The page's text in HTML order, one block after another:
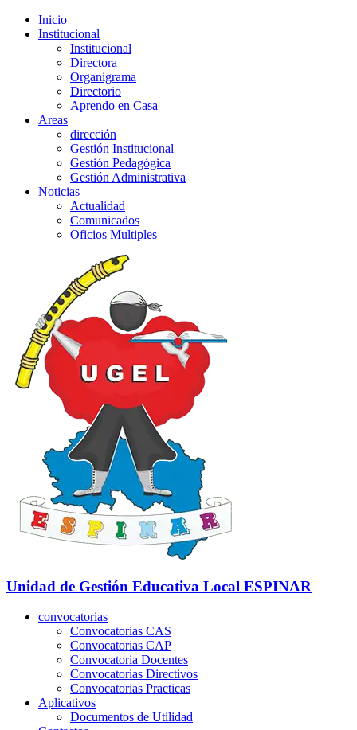
Inicio
Institucional
Institucional
Directora
Organigrama
Directorio
Aprendo en Casa
Areas
dirección
Gestión Institucional
Gestión Pedagógica
Gestión Administrativa
Noticias
Actualidad
Comunicados
Oficios Multiples
Unidad de Gestión Educativa Local ESPINAR
convocatorias
Convocatorias CAS
Convocatorias CAP
Convocatoria Docentes
Convocatorias Directivos
Convocatorias Practicas
Aplicativos
Documentos de Utilidad